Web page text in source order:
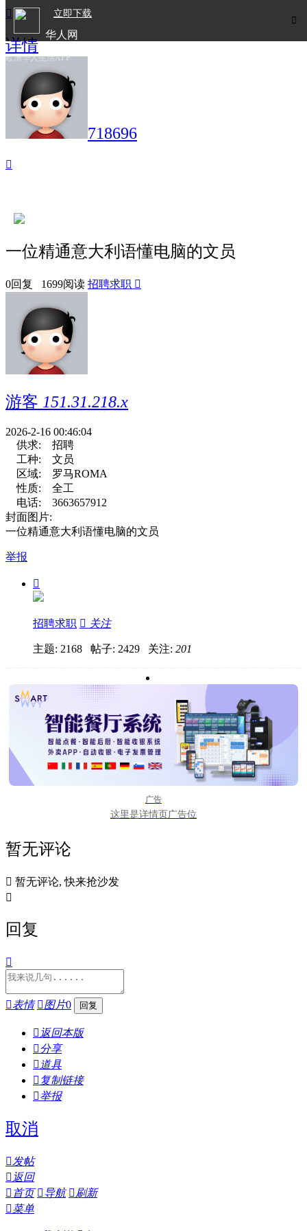

立即下载
华人网
欧洲华人生活APP

详情
718696

一位精通意大利语懂电脑的文员
0回复 1699阅读 招聘求职 
游客 151.31.218.x
2026-2-16 00:46:04
供求:
招聘
工种:
文员
区域:
罗马ROMA
性质:
全工
电话:
3663657912
封面图片:
一位精通意大利语懂电脑的文员
举报

招聘求职  关注
主题: 2168 帖子: 2429 关注: 201
广告
这里是详情页广告位
暂无评论
 暂无评论, 快来抢沙发

回复

表情 图片0
 返回本版
分享
 道具
 复制链接
举报
取消
发帖
 返回
 首页 导航 刷新
菜单